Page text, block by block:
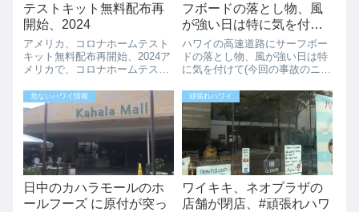
テストキット無料配布再
開始、2024
アメリカ、コロナホームテスト
キット無料配布再開始、2024ア
メリカで、コロナホームテスト
2024/9/25からスタートしてま
す。アメリカ、ハワイ在住の方
はこの機会に申し込みましょ
う。家に保管しておくと体調悪
くなっ...
フボードの落とし物、風
が強い日は特に気を付け
て
ハワイの高速道路にサーフボー
ドの落とし物、風が強い日は特
に気を付けて(今回の事故のニュ
ません。こちらの車はヒルトン
ハワイアンビレッジ前のボウル
ズに停まっていたところを撮っ
たものです。)ハワイでは、車の
屋根にサーフ...
危ないハワイ情報
日中のカハラモールのホ
ールフーズ に原付が突っ
頑張れハワイ
ワイキキ、ネオプラザの
店舗が閉店、#頑張れハワ